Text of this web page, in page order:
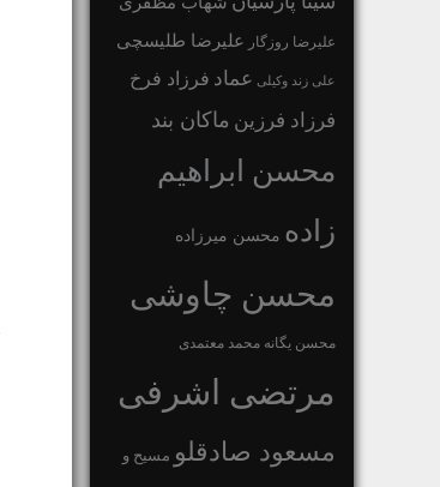
علیرضا روزگار علیرضا طلیسچی
علی زند وکیلی عماد فرزاد فرخ
فرزاد فرزین ماکان بند
محسن ابراهیم
زاده محسن میرزاده
محسن چاوشی
محسن یگانه محمد معتمدی
مرتضی اشرفی
مسعود صادقلو مسیح و